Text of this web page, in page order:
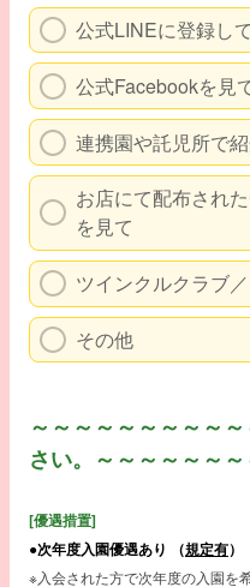
公式LINEに登録し
公式Facebookを見
連携園や託児所で
お店にて配布され
を見て
ツインクルクラブ
その他
～～～～～～～～～
さい。～～～～～～
[優遇措置]
●次年度入園優遇あり （規定有）
※入会された方で次年度の入園を